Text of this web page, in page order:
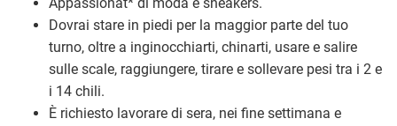
Dovrai stare in piedi per la maggior parte del tuo
turno, oltre a inginocchiarti, chinarti, usare e salire
sulle scale, raggiungere, tirare e sollevare pesi tra i 2 e
i 14 chili.
È richiesto lavorare di sera, nei fine settimana e